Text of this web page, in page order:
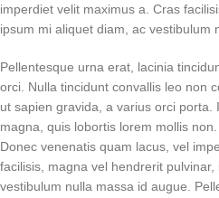
imperdiet velit maximus a. Cras
ipsum mi aliquet diam, ac vestibulum
Pellentesque urna erat, lacinia
orci. Nulla tincidunt convallis leo non
ut sapien gravida, a varius orci porta.
magna, quis lobortis lorem mollis
Donec venenatis quam lacus, vel
facilisis, magna vel hendrerit
vestibulum nulla massa id augue.